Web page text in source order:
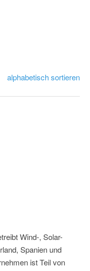
alphabetisch sortieren
Wind-, Solar-
Spanien und
ist Teil von